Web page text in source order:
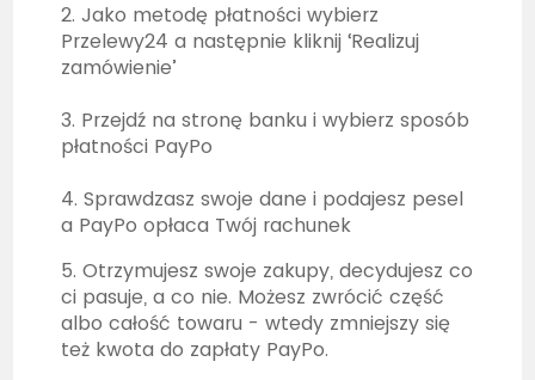
2. Jako metodę płatności wybierz
Przelewy24 a następnie kliknij ‘Realizuj
zamówienie’
3. Przejdź na stronę banku i wybierz sposób
płatności PayPo
4. Sprawdzasz swoje dane i podajesz pesel
a PayPo opłaca Twój rachunek
5. Otrzymujesz swoje zakupy, decydujesz co
ci pasuje, a co nie. Możesz zwrócić część
albo całość towaru - wtedy zmniejszy się
też kwota do zapłaty PayPo.